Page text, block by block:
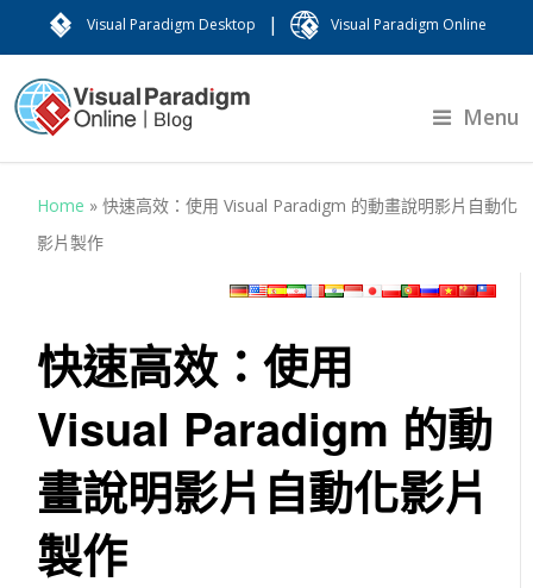
Visual Paradigm Desktop | Visual Paradigm Online
Menu
Home »快速高效：使用 Visual Paradigm 的動畫說明影片自動化
影片製作
快速高效：使用
Visual Paradigm 的動
畫說明影片自動化影片
製作